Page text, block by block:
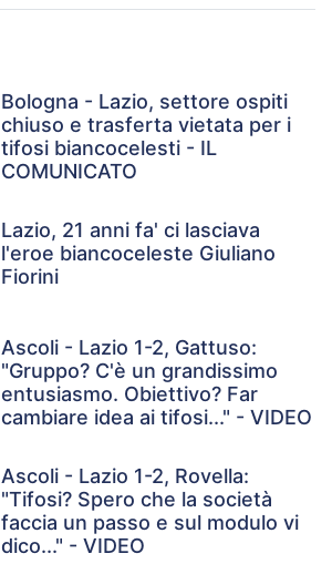
Bologna - Lazio, settore ospiti
chiuso e trasferta vietata per i
tifosi biancocelesti - IL
COMUNICATO
Lazio, 21 anni fa' ci lasciava
l'eroe biancoceleste Giuliano
Fiorini
Ascoli - Lazio 1-2, Gattuso:
"Gruppo? C'è un grandissimo
entusiasmo. Obiettivo? Far
cambiare idea ai tifosi..." - VIDEO
Ascoli - Lazio 1-2, Rovella:
"Tifosi? Spero che la società
faccia un passo e sul modulo vi
dico..." - VIDEO